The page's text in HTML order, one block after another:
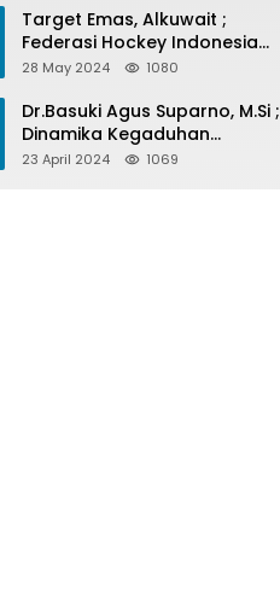
Target Emas, Alkuwait ;
Federasi Hockey Indonesia
Kota Balikpapan Siap Menjadi
28 May 2024 1080
Dr.Basuki Agus Suparno, M.Si ;
Dinamika Kegaduhan
Komunikasi Politik Jelang
23 April 2024 1069